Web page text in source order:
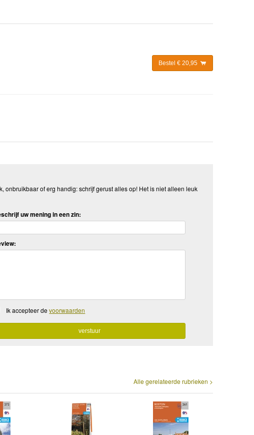
Bestel € 20,95
onbruikbaar of erg handig: schrijf gerust alles op! Het is niet alleen leuk
uw mening in een zin:
Ik accepteer devoorwaarden
Alle gerelateerde rubrieken >